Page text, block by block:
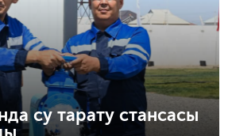
су тарату стансасы